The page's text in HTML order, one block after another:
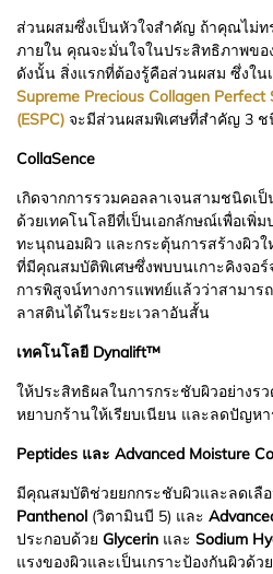
ส่วนผสมซึ่งเป็นหัวใจสำคัญ ถ้าคุณไม่ท
ภายใน คุณจะมั่นใจในประสิทธิภาพขอ
ดังนั้น สิ่งแรกที่ต้องรู้คือส่วนผสม ซึ่งใน
Supreme Precious Collagen
(ESPC) จะมีส่วนผสมพิเศษที่สำคัญ 3 ช
CollaSence
เกิดจากการรวมคอลลาเจนสามชนิดเป็
ด้วยเทคโนโลยีที่เป็นเอกลักษณ์เพื่อเพิ่
ทะนุถนอมผิว และกระตุ้นการสร้างผิว
ที่มีคุณสมบัติพิเศษซึ่งพบบนเกาะคิงจอ
การพิสูจน์ทางการแพทย์แล้วว่าสามา
ลาสตินได้ในระยะเวลาอันสั้น
เทคโนโลยี Dynalift™
ให้ประสิทธิผลในการกระชับผิวอย่างร
หยาบกร้านให้เรียบเนียน และลดปัญห
Peptides และ Advanced Moisture
มีคุณสมบัติช่วยยกกระชับผิวและลดเลื
Panthenol (วิตามินบี 5) และ
ประกอบด้วย Glycerin และ Sodium
แรงของผิวและเป็นเกราะป้องกันผิวด้